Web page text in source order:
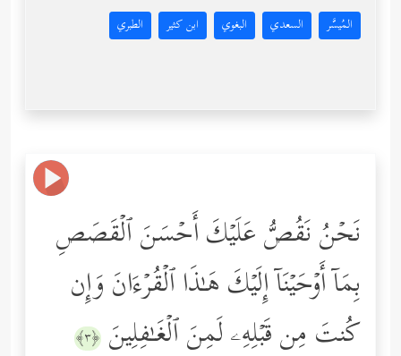
المُيسَّر السعدي البغوي ابن كثير الطبري
نَحۡنُ نَقُصُّ عَلَیۡكَ أَحۡسَنَ ٱلۡقَصَصِ
بِمَاۤ أَوۡحَیۡنَاۤ إِلَیۡكَ هَـٰذَا ٱلۡقُرۡءَانَ وَإِن
كُنتَ مِن قَبۡلِهِۦ لَمِنَ ٱلۡغَـٰفِلِینَ ﴿٣﴾